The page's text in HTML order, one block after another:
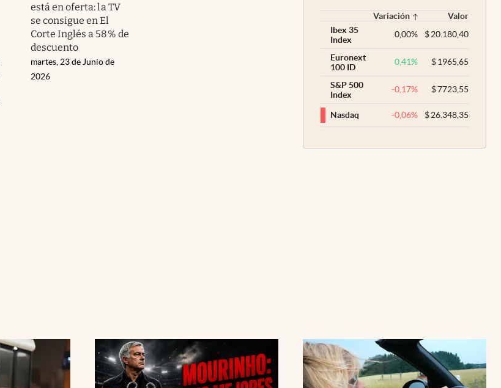
está en oferta: la TV
se consigue en El
Corte Inglés a 58% de
descuento
martes, 23 de Junio de
2026
Variación
Valor
Ibex 35
Index
0,00% $20.180,40
Euronext
100 ID
0,41% $1965,65
S&P 500
Index
-0,17% $7723,55
Nasdaq -0,06% $26.348,35